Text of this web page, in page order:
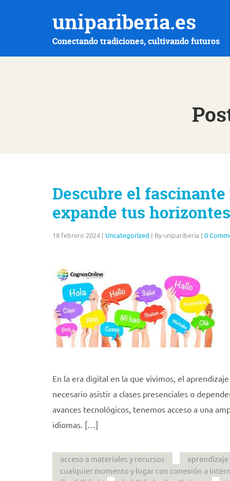
unipariberia.es
Conectando tradiciones, cultivando futuros
Descubre el
expande tus
18 febrero 2024 | Uncategorized | By unipariberia | 0
En la era digital en la que vivimos, el
necesario asistir a clases presenciales o
avances tecnológicos, tenemos acceso a una
idiomas. […]
acceso a materiales y recursos
cualquier momento y lugar con conexión a